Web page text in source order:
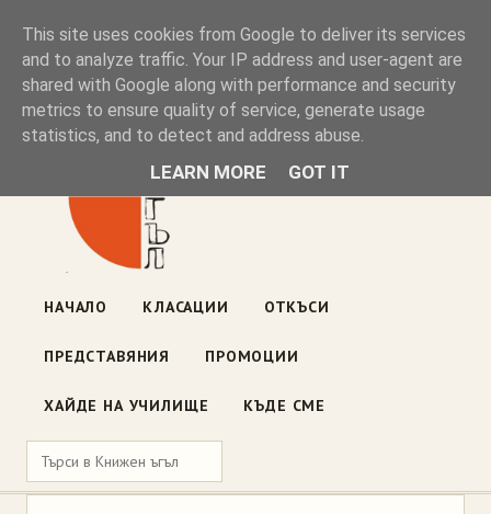
Книжен ъгъл
Блог на книжарницата — класации, откъси, нови книги
ул. „Оборище" 117, София· пон–пет 10:00–19:00 ·
НАЧАЛО КЛАСАЦИИ ОТКЪСИ
ПРЕДСТАВЯНИЯ ПРОМОЦИИ
ХАЙДЕ НА УЧИЛИЩЕ КЪДЕ СМЕ
This site uses cookies from Google to deliver its services
and to analyze traffic. Your IP address and user-agent are
shared with Google along with performance and security
metrics to ensure quality of service, generate usage
statistics, and to detect and address abuse.
LEARN MORE GOT IT